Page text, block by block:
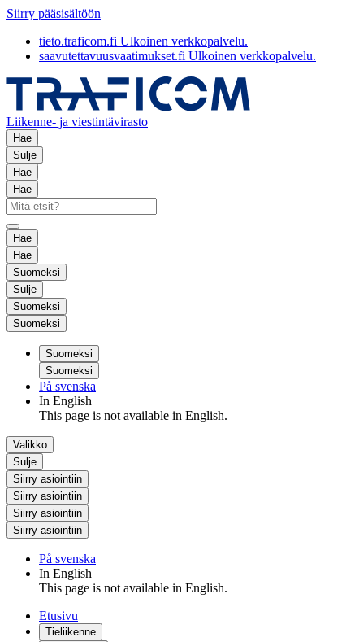
Siirry pääsisältöön
tieto.traficom.fi Ulkoinen verkkopalvelu.
saavutettavuusvaatimukset.fi Ulkoinen verkkopalvelu.
Liikenne- ja viestintävirasto
Hae
Sulje
Hae
Hae
Hae
Hae
Suomeksi
Sulje
Suomeksi
Suomeksi
Suomeksi
Suomeksi
På svenska
In English
This page is not available in English.
Valikko
Sulje
Siirry asiointiin
Siirry asiointiin
Siirry asiointiin
Siirry asiointiin
På svenska
In English
This page is not available in English.
Etusivu
Tieliikenne